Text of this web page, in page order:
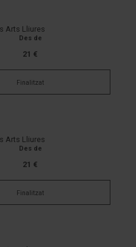
Arts Lliures
Des de
21 €
Finalitzat
Arts Lliures
Des de
21 €
Finalitzat